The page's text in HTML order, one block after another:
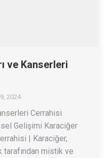
ve Kanserleri
2024
Cerrahisi
Gelişimi Karaciğer
| Karaciğer,
tarafından mistik ve